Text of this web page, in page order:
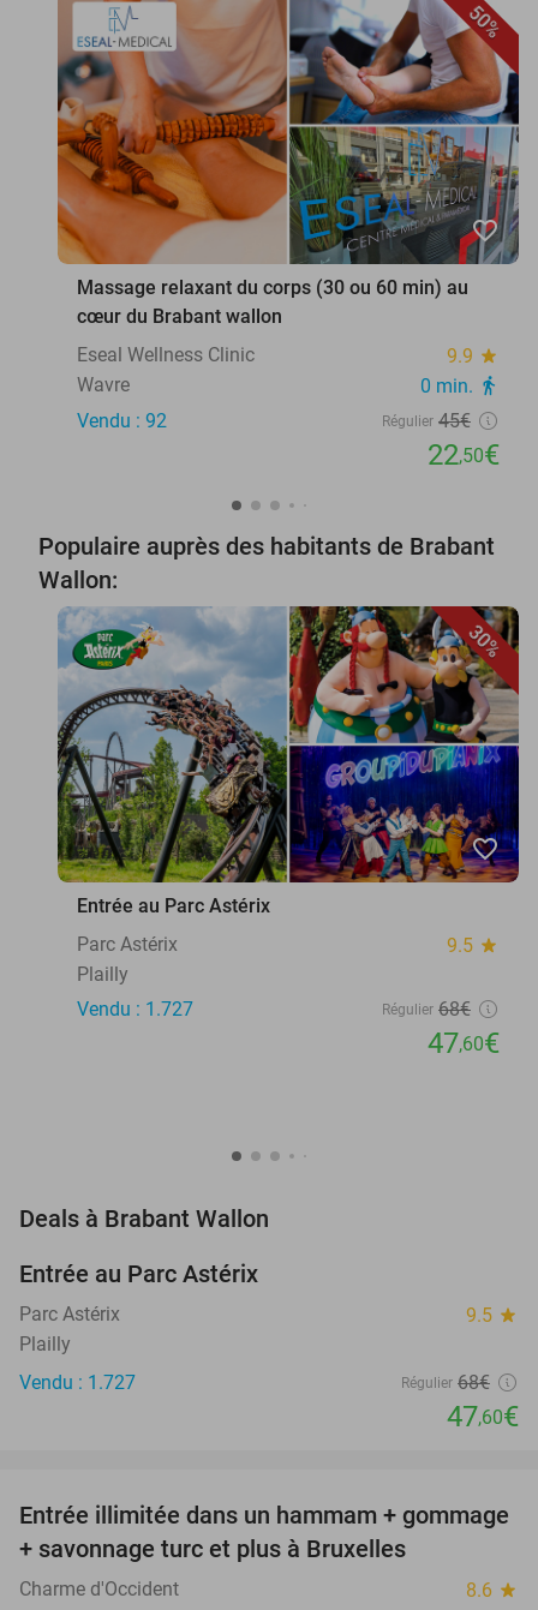
50%
favorite_border
Massage relaxant du corps (30 ou 60 min) au
cœur du Brabant wallon
Eseal Wellness Clinic
9.9 star
Wavre 0 min. directions_walk
Vendu : 92 Régulier 45€
22,50€
Populaire auprès des habitants de Brabant
Wallon:
30%
favorite_border
Entrée au Parc Astérix
Parc Astérix
9.5 star
Plailly
Vendu : 1.727
Régulier 68€
47,60€
Deals à Brabant Wallon
Entrée au Parc Astérix
Parc Astérix 9.5 star
Plailly
Vendu : 1.727
Régulier 68€
47,60€
37%
TODAY
Entrée illimitée dans un hammam + gommage
+ savonnage turc et plus à Bruxelles
Charme d'Occident 8.6 star